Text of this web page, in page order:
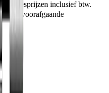
adviesprijzen inclusief btw.
voorafgaande